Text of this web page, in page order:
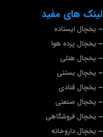
لینک های مفید
یخچال ایستاده
یخچال پرده هوا
یخچال هتلی
یخچال بستنی
یخچال قنادی
یخچال صنعتی
یخچال فروشگاهی
یخچال داروخانه